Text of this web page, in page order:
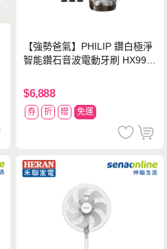
【強勢爸氣】PHILIP 鑽白極淨
智能鑽石音波電動牙刷 HX992
$6,888
券 折 贈 免運